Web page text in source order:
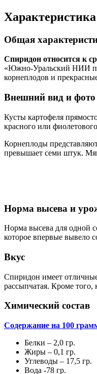
Общая
Спиридон относится к
«Южно-Уральский НИИ
корнеплодов и
Внешний вид и фото
Кусты картофеля
красного или
Корнеплоды
превышает семи штук.
Норма высева и
Норма высева для одной
которое впервые вывело
Вкус
Спиридон имеет отличные
рассыпчатая. Кроме
Химический состав
Содержание на 100
Белки – 2,0 гр.
Жиры – 0,1 гр.
Углеводы – 17,5 гр.
Вода -78 гр.